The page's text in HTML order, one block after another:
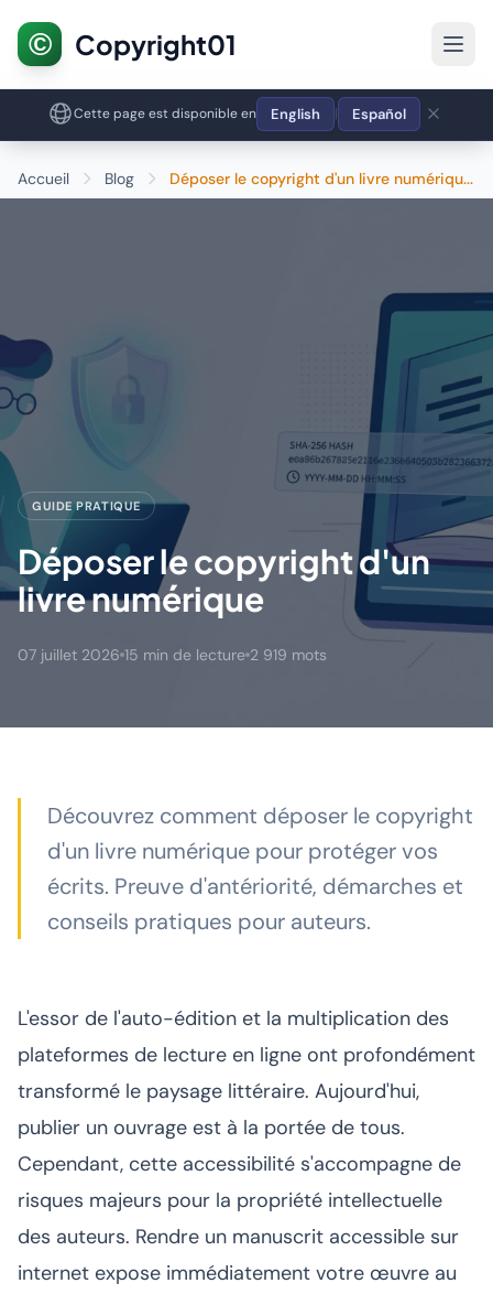
© Copyright01
Cette page est disponible en English | Español
Accueil Blog Déposer le copyright d'un livre numériqu...
GUIDE PRATIQUE
Déposer le copyright d'un
livre numérique
07 juillet 2026 15 min de lecture 2 919 mots
Découvrez comment déposer le copyright
d'un livre numérique pour protéger vos
écrits. Preuve d'antériorité, démarches et
conseils pratiques pour auteurs.
L'essor de l'auto-édition et la multiplication des
plateformes de lecture en ligne ont profondément
transformé le paysage littéraire. Aujourd'hui,
publier un ouvrage est à la portée de tous.
Cependant, cette accessibilité s'accompagne de
risques majeurs pour la propriété intellectuelle
des auteurs. Rendre un manuscrit accessible sur
internet expose immédiatement votre œuvre au